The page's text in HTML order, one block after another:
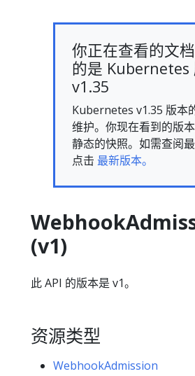
你正在查看的文
的是 Kubernetes
v1.35
Kubernetes v1.35 版本
维护。你现在看到的版
静态的快照。如需查阅
点击 最新版本。
(v1)
此 API 的版本是 v1。
资源类型
WebhookAdmission